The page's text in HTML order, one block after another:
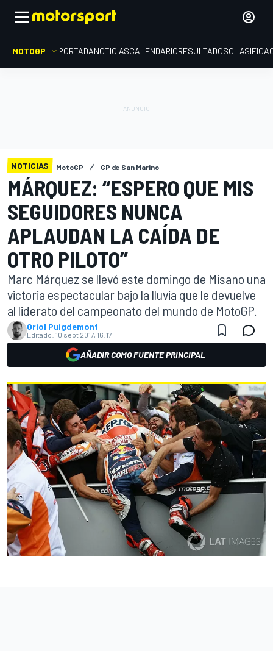
MOTOGP PORTADANOTICIASCALENDARIORESULTADOS
NOTICIAS MotoGP GP de San Marino
MÁRQUEZ: “ESPERO QUE MIS
SEGUIDORES NUNCA
APLAUDAN LA CAÍDA DE
OTRO PILOTO”
Marc Márquez se llevó este domingo de Misano una
victoria espectacular bajo la lluvia que le devuelve
al liderato del campeonato del mundo de MotoGP.
Oriol Puigdemont
Editado: 10 sept 2017, 16:17
AÑADIR COMO FUENTE PRINCIPAL